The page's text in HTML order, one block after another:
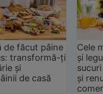
de făcut pâine
transformă-ți
și
de casă
Cele
și
și